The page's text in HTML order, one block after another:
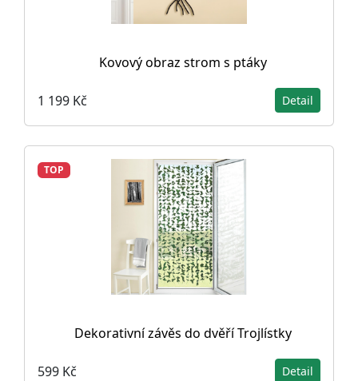
Kovový obraz strom s ptáky
1 199 Kč Detail
TOP
Dekorativní závěs do dvěří Trojlístky
599 Kč Detail